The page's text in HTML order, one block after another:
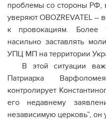
проблемы со стороны РФ,
уверяют OBOZREVATEL –
к провокациям. Более
насильно заставлять
УПЦ МП на территории
В этой ситуации
Патриарха
контролирует
его недавнему
независимую церковь”,